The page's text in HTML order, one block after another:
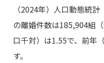
（2024年）人口動態統
の離婚件数は185,904組
口千対）は1.55で、前年
す。